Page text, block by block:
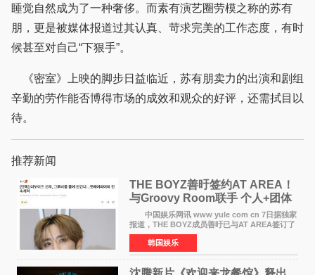
睡觉自然成为了一种奢侈。而素有演艺圈劳模之称的苏有
朋，更是被媒体报道过其认真、苛求完美的工作态度，有时
候甚至对自己“下狠手”。
《密室》上映的脚步日益临近，苏有朋卖力的出演和剧组
辛勤的劳作能否博得市场的成效和观众的好评，还需拭目以
待。
推荐新闻
THE BOYZ善旴签约AT AREA！
与Groovy Room联手 个人+团体
活动并行
中国娱乐网讯 www yule com cn 7日据独家
报道，THE BOYZ成员善旴已与AT AREA签订了
专属合约。AT AREA是由知名制作人组合
Groovy Room创立的hip-hop厂牌，旗下拥有多
位实力派音乐人，在韩
韩国娱乐